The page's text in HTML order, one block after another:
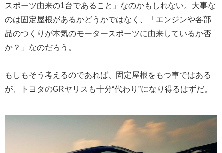
スポーツ由来の1台であること」なのかもしれない。大事な
のは固定屋根があるかどうかではなく、「エンジンや各部
品のつくりが本気のモータースポーツに由来しているか否
か？」なのだろう。
もしもそう考えるのであれば、固定屋根をもつ車ではある
が、トヨタのGRヤリスも十分“代わり”になり得るはずだ。